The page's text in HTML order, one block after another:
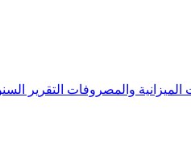
الميزانية والمصروفات التقرير